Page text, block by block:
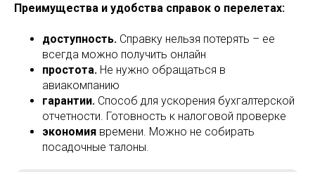
Преимущества и удобства справок о перелетах:
доступность. Справку нельзя потерять – ее
всегда можно получить онлайн
простота. Не нужно обращаться в
авиакомпанию
гарантии. Способ для ускорения бухгалтерской
отчетности. Готовность к налоговой проверке
экономия времени. Можно не собирать
посадочные талоны.